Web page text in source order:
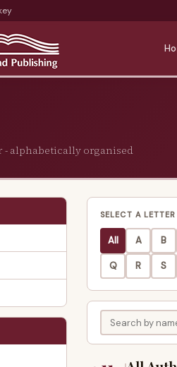
- alphabetically organised
SELECT A LETTER
All A B
Q R S